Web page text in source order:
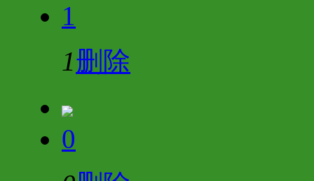
1
1删除
0